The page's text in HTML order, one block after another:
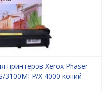
принтеров Xerox Phaser
3100MFP/X 4000 копий